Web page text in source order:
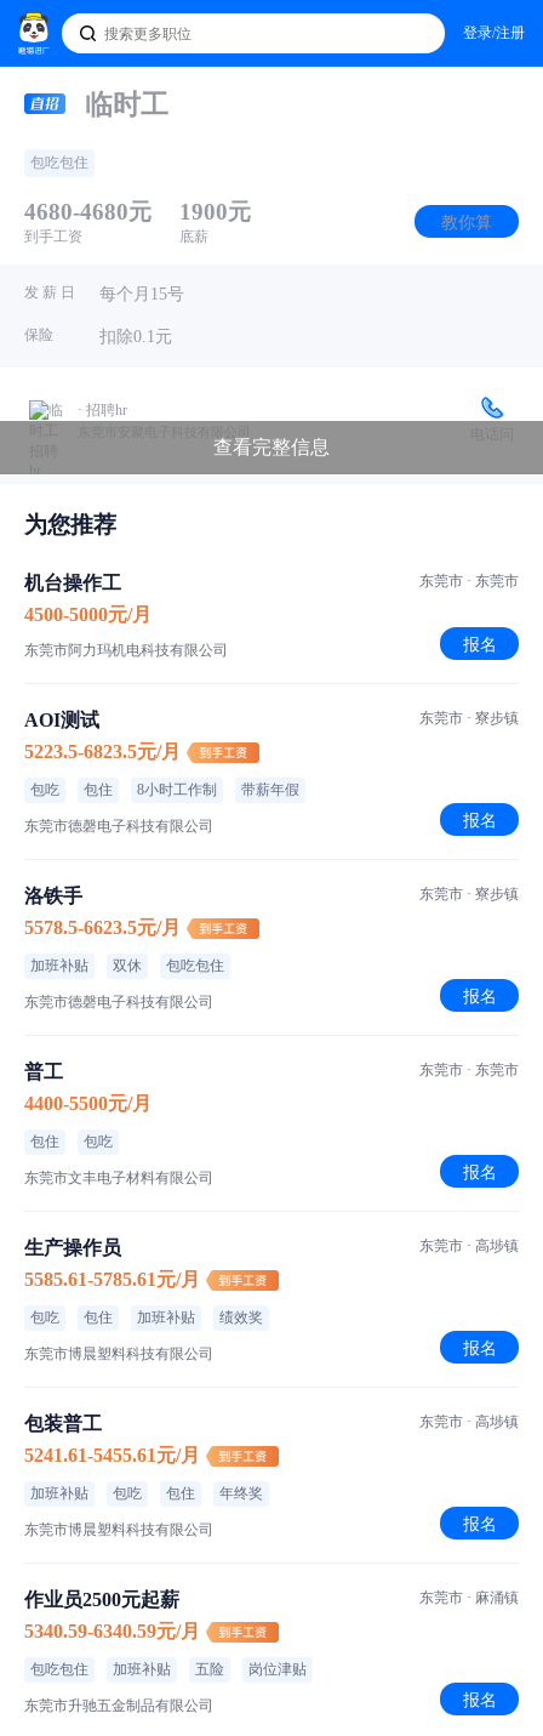
登录/注册
临时工
包吃包住
4680-4680元
到手工资
1900元
底薪
教你算
发 薪 日 每个月15号
保险 扣除0.1元
· 招聘hr
职位介绍
班次安排 长白班
作业方式 坐班
工作地点 东莞市东莞市
1、按照生产主管要求，按时按量完成生产任务，完成当日当月生
2、按工艺要求进行生产操作；
3、服从领导安排，完成本岗以外的技术学习任务；
4、完成领导交办的临时工作；
5、单价15-16元/小时
食宿介绍
菜品特色
住宿标准
100-200人｜私营·民营企业｜电子/微电子技术/集成电路
东莞市石碣镇单屋村和谐路一号3楼
查看完整信息
为您推荐
机台操作工
4500-5000元/月
东莞市阿力玛机电科技有限公司
东莞市 · 东莞市
报名
AOI测试
5223.5-6823.5元/月
包吃 包住 8小时工作制 带薪年假
东莞市德磬电子科技有限公司
东莞市 · 寮步镇
报名
洛铁手
5578.5-6623.5元/月
加班补贴 双休 包吃包住
东莞市德磬电子科技有限公司
东莞市 · 寮步镇
报名
普工
4400-5500元/月
包住 包吃
东莞市文丰电子材料有限公司
东莞市 · 东莞市
报名
生产操作员
5585.61-5785.61元/月
包吃 包住 加班补贴 绩效奖
东莞市博晨塑料科技有限公司
东莞市 · 高埗镇
报名
包装普工
5241.61-5455.61元/月
加班补贴 包吃 包住 年终奖
东莞市博晨塑料科技有限公司
东莞市 · 高埗镇
报名
作业员2500元起薪
5340.59-6340.59元/月
包吃包住 加班补贴 五险 岗位津贴
东莞市升驰五金制品有限公司
东莞市 · 麻涌镇
报名